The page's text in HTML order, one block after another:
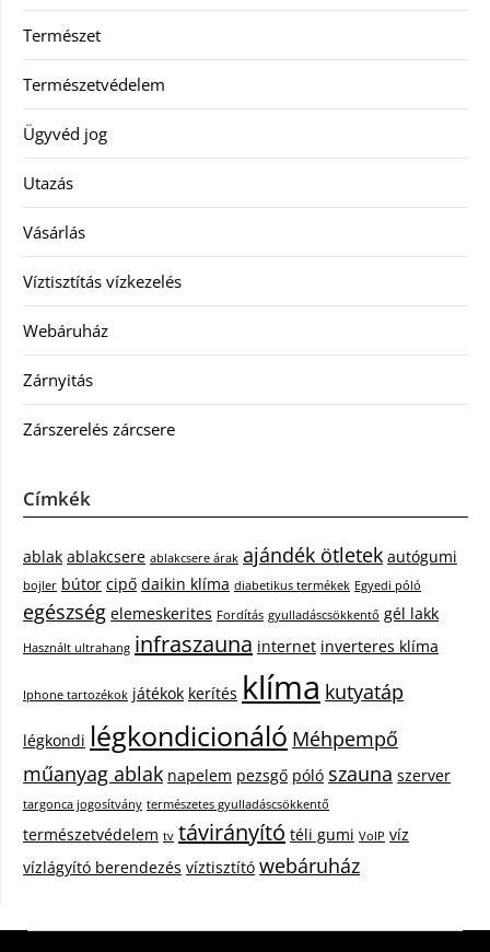
Természet
Természetvédelem
Ügyvéd jog
Utazás
Vásárlás
Víztisztítás vízkezelés
Webáruház
Zárnyitás
Zárszerelés zárcsere
Címkék
ablak ablakcsere ablakcsere árak ajándék ötletek autógumi
bojler bútor cipő daikin klíma diabetikus termékek Egyedi póló
egészség elemeskerites Fordítás gyulladáscsökkentő gél lakk
Használt ultrahang infraszauna internet inverteres klíma
Iphone tartozékok játékok kerítés klíma kutyatáp
légkondi légkondicionáló Méhpempő
műanyag ablak napelem pezsgő póló szauna szerver
targonca jogosítvány természetes gyulladáscsökkentő
természetvédelem tv távirányító téli gumi VoIP víz
vízlágyító berendezés víztisztító webáruház